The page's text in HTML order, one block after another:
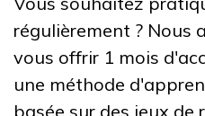
régulièrement ? Nous
vous offrir 1 mois
une méthode
basée sur des jeux